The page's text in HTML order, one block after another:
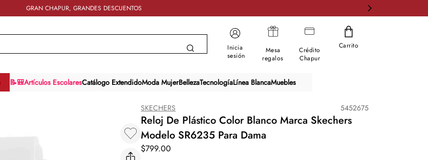
GRAN CHAPUR, GRANDES DESCUENTOS
Inicia
sesión
Mesa
regalos
Crédito
Chapur
Carrito
📝🎒Artículos EscolaresCatálogo ExtendidoModa MujerBellezaTecnologíaLínea BlancaMuebles
SKECHERS 5452675
Reloj De Plástico Color Blanco Marca Skechers
Modelo SR6235 Para Dama
$799.00